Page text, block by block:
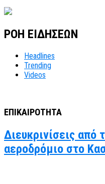
ΡΟΗ ΕΙΔΗΣΕΩΝ
Headlines
Trending
Videos
ΕΠΙΚΑΙΡΟΤΗΤΑ
Διευκρινίσεις από
αεροδρόμιο στο